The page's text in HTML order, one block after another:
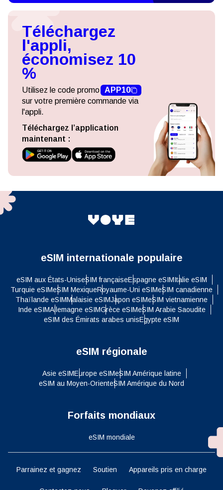
Téléchargez
l'appli,
économisez 10
%
Utilisez le code promo APP10
sur votre première commande via
l'appli.
Téléchargez l’application
maintenant :
eSIM internationale populaire
eSIM aux États-UniseSIM françaiseEspagne eSIMItalie eSIM
Turquie eSIMeSIM MexiqueRoyaume-Uni eSIMeSIM canadienne
Thaïlande eSIMMalaisie eSIMJapon eSIMeSIM vietnamienne
Inde eSIMAllemagne eSIMGrèce eSIMeSIM Arabie Saoudite
eSIM des Émirats arabes unisEgypte eSIM
eSIM régionale
Asie eSIMEurope eSIMeSIM Amérique latine
eSIM au Moyen-OrienteSIM Amérique du Nord
Forfaits mondiaux
eSIM mondiale
Parrainez et gagnez Soutien Appareils pris en charge